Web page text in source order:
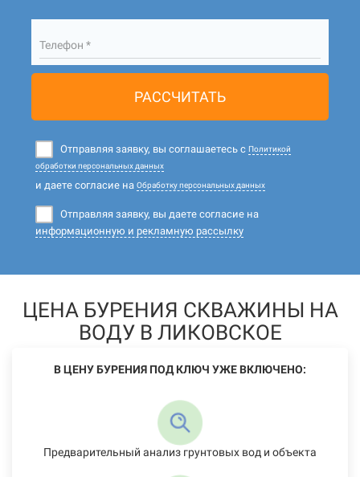
Телефон *
РАССЧИТАТЬ
Отправляя заявку, вы соглашаетесь с Политикой
обработки персональных данных
и даете согласие на Обработку персональных данных
Отправляя заявку, вы даете согласие на
информационную и рекламную рассылку
ЦЕНА БУРЕНИЯ СКВАЖИНЫ НА
ВОДУ В ЛИКОВСКОЕ
В ЦЕНУ БУРЕНИЯ ПОД КЛЮЧ УЖЕ ВКЛЮЧЕНО:
Предварительный анализ грунтовых вод и объекта